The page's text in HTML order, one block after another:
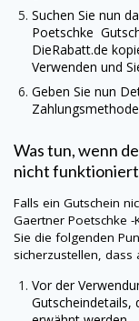
Suchen Sie nun
Poetschke
DieRabatt.de
Verwenden und
Geben Sie nun
Was tun, wenn
nicht
Falls ein Gutschein
Gaertner Poetschke -
Sie die folgenden
sicherzustellen, dass
Vor der
Gutscheindetails,